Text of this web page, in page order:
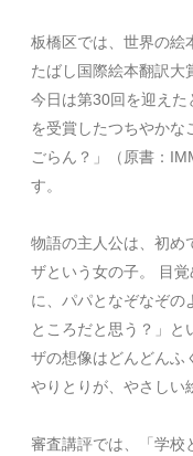
板橋区では、世界の絵
たばし国際絵本翻訳大
今日は第30回を迎え
を受賞したつちやか
ごらん？」（原書：
す。
物語の主人公は、初め
ザという女の子。
目
に、パパとなぞなぞの
ところだと思う？」と
ザの想像はどんどんふ
やりとりが、やさしい
審査講評では、「学校